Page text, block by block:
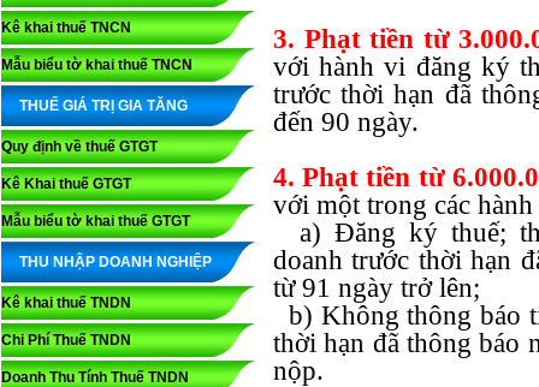
Kê khai thuế TNCN
Mẫu biểu tờ khai thuế TNCN
THUẾ GIÁ TRỊ GIA TĂNG
Quy định về thuế GTGT
Kê Khai thuế GTGT
Mẫu biểu tờ khai thuế GTGT
THU NHẬP DOANH NGHIỆP
Kê khai thuế TNDN
Chi Phí Thuế TNDN
Doanh Thu Tính Thuế TNDN
3. Phạt tiền từ
với hành vi đăng ký
trước thời hạn đã
đến 90 ngày.
4. Phạt tiền từ
với một trong các
a) Đăng ký thuế;
doanh trước thời hạn
từ 91 ngày trở lên;
b) Không thông báo
thời hạn đã thông báo
nộp.